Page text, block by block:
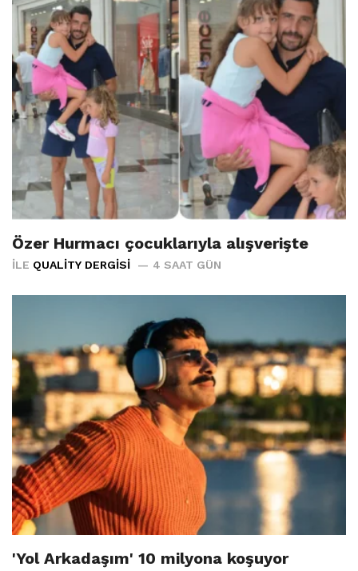
Özer Hurmacı çocuklarıyla alışverişte
İLE QUALITY DERGISI 4 SAAT GÜN
'Yol Arkadaşım' 10 milyona koşuyor